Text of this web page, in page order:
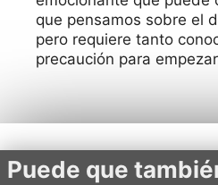
que pensamos sobre el
pero requiere tanto
precaución para
Puede que